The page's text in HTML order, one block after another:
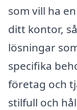
som vill ha
ditt kontor,
lösningar
specifika
företag och
stilfull och